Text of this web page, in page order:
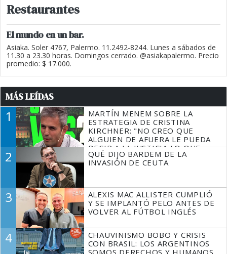
Restaurantes
El mundo en un bar.
Asiaka. Soler 4767, Palermo. 11.2492-8244. Lunes a sábados de
11.30 a 23.30 horas. Domingos cerrado. @asiakapalermo. Precio
promedio: $ 17.000.
MÁS LEÍDAS
1
MARTÍN MENEM SOBRE LA
ESTRATEGIA DE CRISTINA
KIRCHNER: "NO CREO QUE
ALGUIEN DE AFUERA LE PUEDA
DECIR A LA JUSTICIA LO QUE
TIENE QUE HACER"
2
QUÉ DIJO BARDEM DE LA
INVASIÓN DE CEUTA
3
ALEXIS MAC ALLISTER CUMPLIÓ
Y SE IMPLANTÓ PELO ANTES DE
VOLVER AL FÚTBOL INGLÉS
4
CHAUVINISMO BOBO Y CRISIS
CON BRASIL: LOS ARGENTINOS
SOMOS DERECHOS Y HUMANOS